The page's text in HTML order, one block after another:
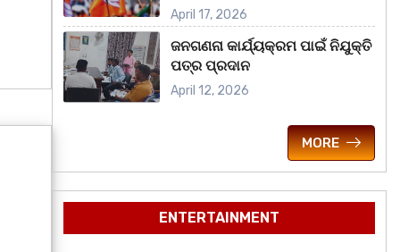
April 17, 2026
ଜନଗଣନା କାର୍ଯ୍ୟକ୍ରମ ପାଇଁ ନିଯୁକ୍ତି
ପତ୍ର ପ୍ରଦାନ
April 12, 2026
MORE
ENTERTAINMENT